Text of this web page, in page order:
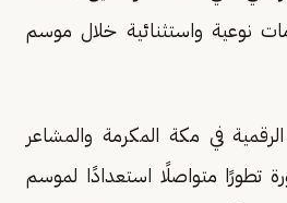
نوعية واستثنائية خلال موسم
في مكة المكرمة والمشاعر
تطورًا متواصلًا استعدادًا لموسم